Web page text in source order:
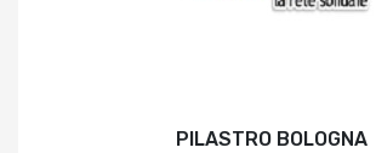
PILASTRO BOLOGNA